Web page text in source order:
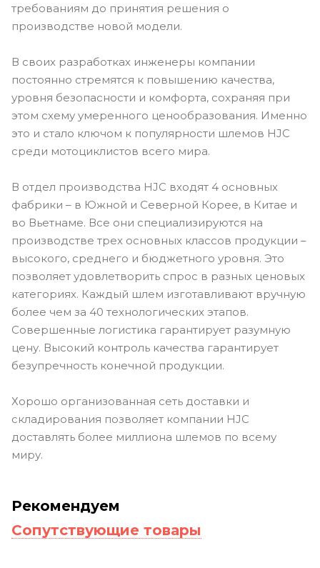
требованиям до принятия решения о
производстве новой модели.
В своих разработках инженеры компании
постоянно стремятся к повышению качества,
уровня безопасности и комфорта, сохраняя при
этом схему умеренного ценообразования. Именно
это и стало ключом к популярности шлемов HJC
среди мотоциклистов всего мира.
В отдел производства HJC входят 4 основных
фабрики – в Южной и Северной Корее, в Китае и
во Вьетнаме. Все они специализируются на
производстве трех основных классов продукции –
высокого, среднего и бюджетного уровня. Это
позволяет удовлетворить спрос в разных ценовых
категориях. Каждый шлем изготавливают вручную
более чем за 40 технологических этапов.
Совершенные логистика гарантирует разумную
цену. Высокий контроль качества гарантирует
безупречность конечной продукции.
Хорошо организованная сеть доставки и
складирования позволяет компании HJC
доставлять более миллиона шлемов по всему
миру.
Рекомендуем
Сопутствующие товары